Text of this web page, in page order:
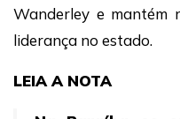
Wanderley e
liderança no estado.
LEIA A NOTA